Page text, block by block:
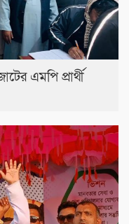
এমপি প্রার্থী